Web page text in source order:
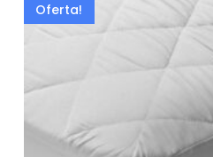
Oferta!